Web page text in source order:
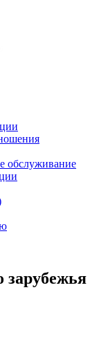
обслуживание
зарубежья